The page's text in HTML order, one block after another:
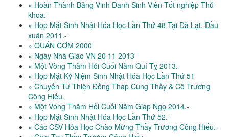
» Hoàn Thành Bảng Vinh Danh Sinh Viên Tốt nghiệp Thủ
khoa.-
» Họp Mặt Sinh Nhật Hóa Học Lần Thứ 48 Tại Đà Lạt. Đầu
xuân 2011.-
» QUÁN CƠM 2000
» Ngày Nhà Giáo VN 20 11 2013
» Một Vòng Thăm Hỏi Cuối Năm Quí Tỵ 2013.-
» Họp Mặt Kỷ Niệm Sinh Nhật Hóa Học Lần Thứ 51
» Chuyến Từ Thiện Đồng Tháp Cùng Thầy & Cô Trương
Công Hiếu.
» Một Vòng Thăm Hỏi Cuối Năm Giáp Ngọ 2014.-
» Họp Mặt Sinh Nhật Hóa Học Lần Thứ 52.-
» Các CSV Hóa Học Chào Mừng Thầy Trương Công Hiếu.-